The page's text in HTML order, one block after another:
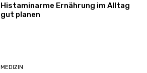
Histaminarme Ernährung im Alltag
gut planen
MEDIZIN